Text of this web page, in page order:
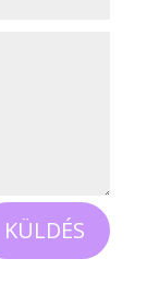
KÜLDÉS